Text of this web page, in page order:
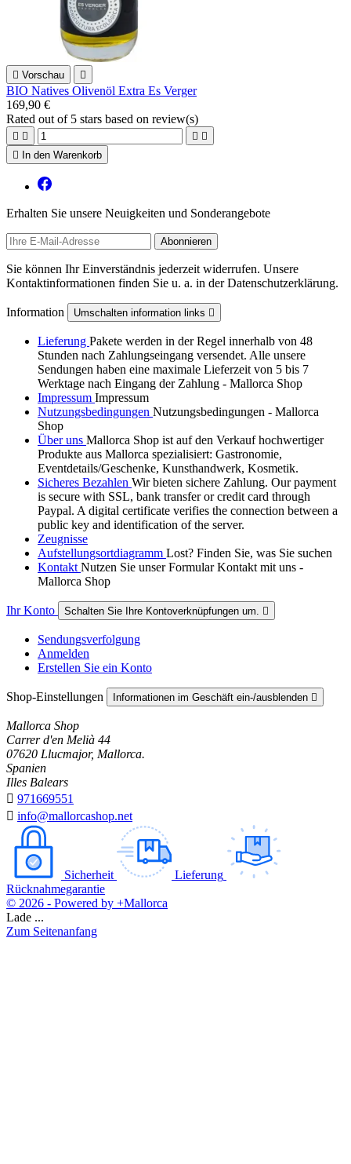
 Vorschau 
BIO Natives Olivenöl Extra Es Verger
169,90 €
Rated out of 5 stars based on review(s)
   

In den Warenkorb
Erhalten Sie unsere Neuigkeiten und Sonderangebote
Sie können Ihr Einverständnis jederzeit widerrufen. Unsere
Kontaktinformationen finden Sie u. a. in der Datenschutzerklärung.
Information Umschalten information links 
Lieferung Pakete werden in der Regel innerhalb von 48
Stunden nach Zahlungseingang versendet. Alle unsere
Sendungen haben eine maximale Lieferzeit von 5 bis 7
Werktage nach Eingang der Zahlung - Mallorca Shop
Impressum Impressum
Nutzungsbedingungen Nutzungsbedingungen - Mallorca
Shop
Über uns Mallorca Shop ist auf den Verkauf hochwertiger
Produkte aus Mallorca spezialisiert: Gastronomie,
Eventdetails/Geschenke, Kunsthandwerk, Kosmetik.
Sicheres Bezahlen Wir bieten sichere Zahlung. Our payment
is secure with SSL, bank transfer or credit card through
Paypal. A digital certificate verifies the connection between a
public key and identification of the server.
Zeugnisse
Aufstellungsortdiagramm Lost? Finden Sie, was Sie suchen
Kontakt Nutzen Sie unser Formular Kontakt mit uns -
Mallorca Shop
Ihr Konto Schalten Sie Ihre Kontoverknüpfungen um. 
Sendungsverfolgung
Anmelden
Erstellen Sie ein Konto
Shop-Einstellungen Informationen im Geschäft ein-/ausblenden 
Mallorca Shop
Carrer d'en Melià 44
07620 Llucmajor, Mallorca.
Spanien
Illes Balears
 971669551
 info@mallorcashop.net
Sicherheit
Lieferung
Rücknahmegarantie
© 2026 - Powered by +Mallorca
Lade ...
Zum Seitenanfang